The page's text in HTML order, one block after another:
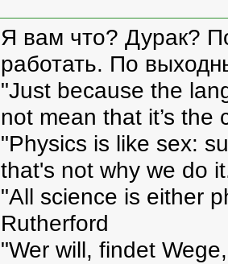
Я вам что? Дурак?
работать. По
"Just because the
not mean that it’s the
"Physics is like sex:
that's not why we do
"All science is either
Rutherford
"Wer will, findet